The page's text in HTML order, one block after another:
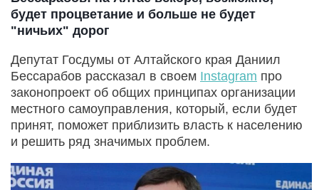
будет процветание и больше не будет
"ничьих" дорог
Депутат Госдумы от Алтайского края Даниил
Бессарабов рассказал в своем Instagram про
законопроект об общих принципах организации
местного самоуправления, который, если будет
принят, поможет приблизить власть к населению
и решить ряд значимых проблем.